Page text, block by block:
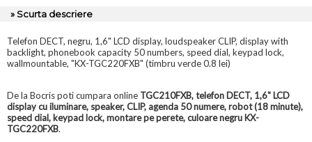
» Scurta descriere
Telefon DECT, negru, 1,6" LCD display, loudspeaker CLIP, display with
backlight, phonebook capacity 50 numbers, speed dial, keypad lock,
wallmountable, "KX-TGC220FXB" (timbru verde 0.8 lei)
De la Bocris poti cumpara online TGC210FXB, telefon DECT, 1,6" LCD
display cu iluminare, speaker, CLIP, agenda 50 numere, robot (18 minute),
speed dial, keypad lock, montare pe perete, culoare negru KX-
TGC220FXB.